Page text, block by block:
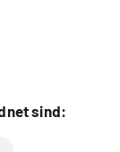
sind: